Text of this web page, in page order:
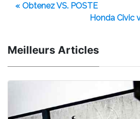
« Obtenez VS. POSTE
Honda Civic
Meilleurs Articles